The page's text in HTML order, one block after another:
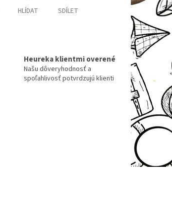
HLÍDAT SDÍLET
Heureka klientmi overené
Našu dôveryhodnosť a
spoľahlivosť potvrdzujú klienti